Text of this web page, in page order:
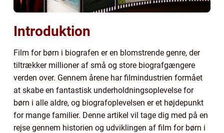
Introduktion
Film for børn i biografen er en blomstrende genre, der
tiltrækker millioner af små og store biografgængere
verden over. Gennem årene har filmindustrien formået
at skabe en fantastisk underholdningsoplevelse for
børn i alle aldre, og biografoplevelsen er et højdepunkt
for mange familier. Denne artikel vil tage dig med på en
rejse gennem historien og udviklingen af film for børn i